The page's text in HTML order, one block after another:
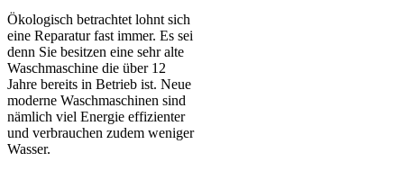
Ökologisch betrachtet lohnt sich
eine Reparatur fast immer. Es sei
denn Sie besitzen eine sehr alte
Waschmaschine die über 12
Jahre bereits in Betrieb ist. Neue
moderne Waschmaschinen sind
nämlich viel Energie effizienter
und verbrauchen zudem weniger
Wasser.